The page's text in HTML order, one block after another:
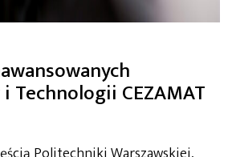
Technologii CEZAMAT